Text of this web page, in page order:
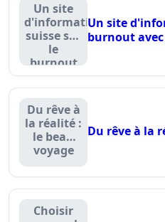
Un site
d'information
suisse sur
le
burnout
avec test
en ligne
Un site
burnout
Du rêve à
la réalité :
le beau
voyage
Du rêve à la
Choisir